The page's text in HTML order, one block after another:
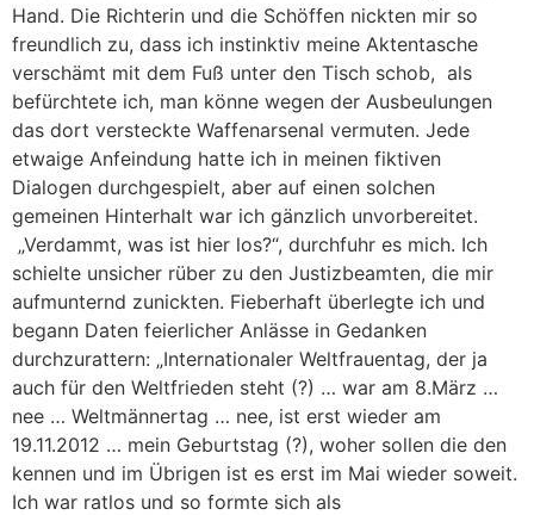
Hand. Die Richterin und die Schöffen nickten mir so
freundlich zu, dass ich instinktiv meine Aktentasche
verschämt mit dem Fuß unter den Tisch schob, als
befürchtete ich, man könne wegen der Ausbeulungen
das dort versteckte Waffenarsenal vermuten. Jede
etwaige Anfeindung hatte ich in meinen fiktiven
Dialogen durchgespielt, aber auf einen solchen
gemeinen Hinterhalt war ich gänzlich unvorbereitet.
„Verdammt, was ist hier los?“, durchfuhr es mich. Ich
schielte unsicher rüber zu den Justizbeamten, die mir
aufmunternd zunickten. Fieberhaft überlegte ich und
begann Daten feierlicher Anlässe in Gedanken
durchzurattern: „Internationaler Weltfrauentag, der ja
auch für den Weltfrieden steht (?) … war am 8.März …
nee … Weltmännertag … nee, ist erst wieder am
19.11.2012 … mein Geburtstag (?), woher sollen die den
kennen und im Übrigen ist es erst im Mai wieder soweit.
Ich war ratlos und so formte sich als